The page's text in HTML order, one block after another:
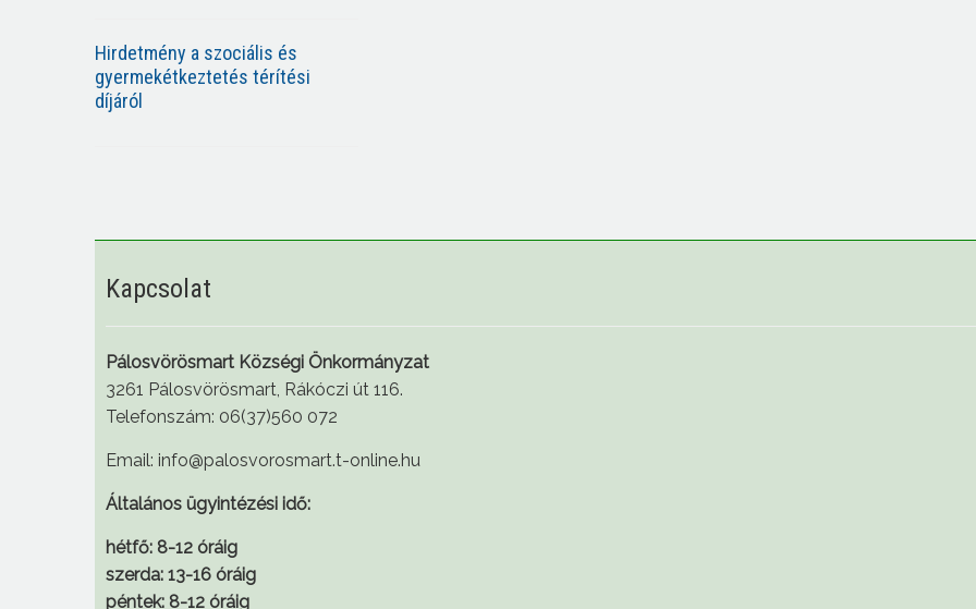
Hirdetmény a szociális és
gyermekétkeztetés térítési
díjáról
Kapcsolat
Pálosvörösmart Községi Önkormányzat
3261 Pálosvörösmart, Rákóczi út 116.
Telefonszám: 06(37)560 072
Email: info@palosvorosmart.t-online.hu
Általános ügyintézési idő:
hétfő: 8-12 óráig
szerda: 13-16 óráig
péntek: 8-12 óráig